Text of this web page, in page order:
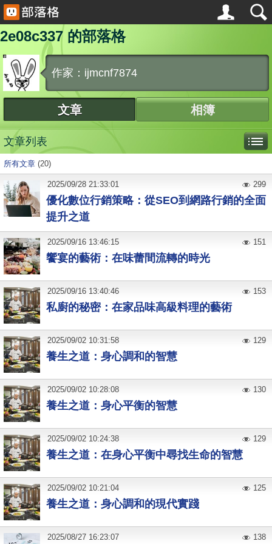
2e08c337 的部落格
作家：ijmcnf7874
文章 相簿
文章列表
所有文章 (20)
優化數位行銷策略：從SEO到網路行銷的全面
提升之道
2025/09/28 21:33:01 299
饗宴的藝術：在味蕾間流轉的時光
2025/09/16 13:46:15 151
私廚的秘密：在家品味高級料理的藝術
2025/09/16 13:40:46 153
養生之道：身心調和的智慧
2025/09/02 10:31:58 129
養生之道：身心平衡的智慧
2025/09/02 10:28:08 130
養生之道：在身心平衡中尋找生命的智慧
2025/09/02 10:24:38 129
養生之道：身心調和的現代實踐
2025/09/02 10:21:04 125
2025/08/27 16:23:07 138